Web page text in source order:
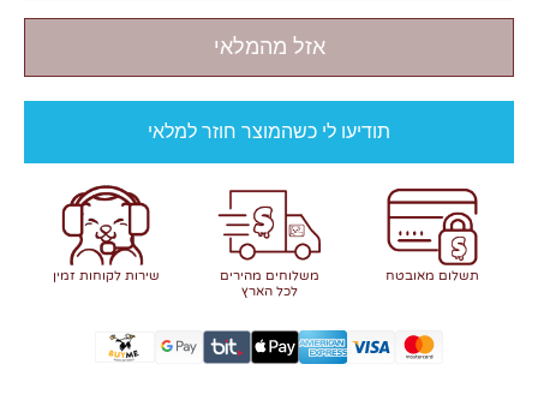
אזל מהמלאי
תודיעו לי כשהמוצר חוזר למלאי
תשלום מאובטח
משלוחים מהירים
לכל הארץ
שירות לקוחות זמין